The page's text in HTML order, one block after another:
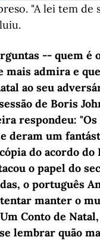
"A lei tem de
-- quem é
mais admira e
ao seu
de Boris
respondeu:
deram um
do acordo do
o papel do
o português
manter o
Conto de
lembrar quão